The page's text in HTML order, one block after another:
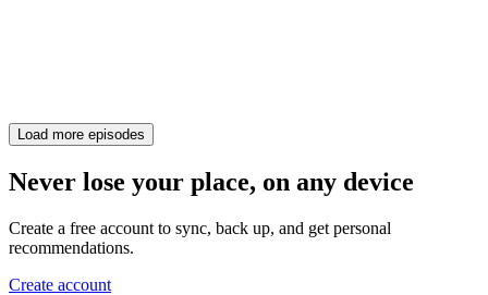
Load more episodes
Never lose your place, on any device
Create a free account to sync, back up, and get personal
recommendations.
Create account